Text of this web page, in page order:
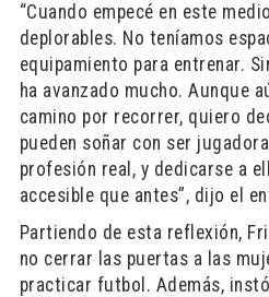
“Cuando empecé en este
deplorables. No teníamos
equipamiento para entrenar.
ha avanzado mucho. Aunque
camino por recorrer, quiero
pueden soñar con ser
profesión real, y dedicarse a
accesible que antes”, dijo el
Partiendo de esta reflexión,
no cerrar las puertas a las
practicar futbol. Además,